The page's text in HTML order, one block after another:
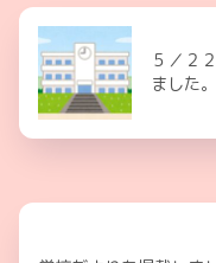
５／２
ました